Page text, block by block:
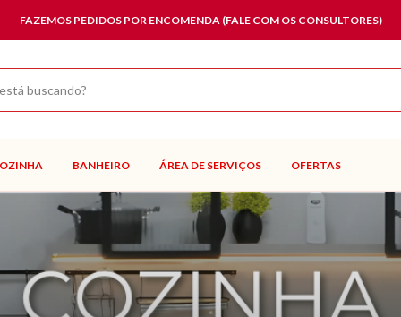
FAZEMOS PEDIDOS POR ENCOMENDA (FALE COM OS CONSULTORES)
BANHEIRO ÁREA DE SERVIÇOS OFERTAS